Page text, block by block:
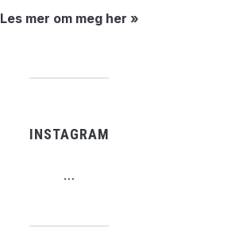
Les mer om meg her »
INSTAGRAM
…